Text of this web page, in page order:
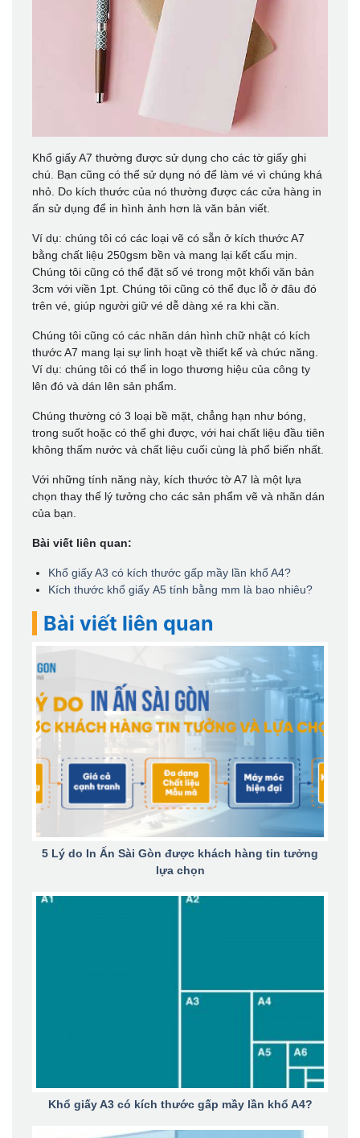
Khổ giấy A7 thường được sử dụng cho các tờ giấy ghi
chú. Bạn cũng có thể sử dụng nó để làm vé vì chúng khá
nhỏ. Do kích thước của nó thường được các cửa hàng in
ấn sử dụng để in hình ảnh hơn là văn bản viết.
Ví dụ: chúng tôi có các loại vẽ có sẵn ở kích thước A7
bằng chất liệu 250gsm bền và mang lại kết cấu mịn.
Chúng tôi cũng có thể đặt số vé trong một khối văn bản
3cm với viền 1pt. Chúng tôi cũng có thể đục lỗ ở đâu đó
trên vé, giúp người giữ vé dễ dàng xé ra khi cần.
Chúng tôi cũng có các nhãn dán hình chữ nhật có kích
thước A7 mang lại sự linh hoạt về thiết kế và chức năng.
Ví dụ: chúng tôi có thể in logo thương hiệu của công ty
lên đó và dán lên sản phẩm.
Chúng thường có 3 loại bề mặt, chẳng hạn như bóng,
trong suốt hoặc có thể ghi được, với hai chất liệu đầu tiên
không thấm nước và chất liệu cuối cùng là phổ biến nhất.
Với những tính năng này, kích thước tờ A7 là một lựa
chọn thay thế lý tưởng cho các sản phẩm vẽ và nhãn dán
của bạn.
Bài viết liên quan:
Khổ giấy A3 có kích thước gấp mầy lần khổ A4?
Kích thước khổ giấy A5 tính bằng mm là bao nhiêu?
Bài viết liên quan
5 Lý do In Ấn Sài Gòn được khách hàng tin tưởng
lựa chọn
Khổ giấy A3 có kích thước gấp mầy lần khổ A4?